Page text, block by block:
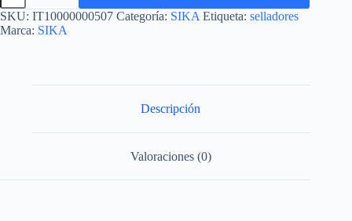
JUMBO
PIEZA
cantidad
SKU: IT10000000507 Categoría: SIKA Etiqueta: selladores
Marca: SIKA
Descripción
Valoraciones (0)